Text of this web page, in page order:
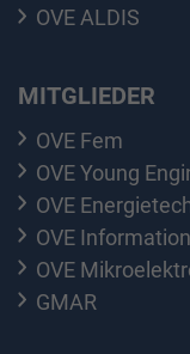
OVE ALDIS
MITGLIEDER
OVE Fem
OVE Young
OVE
OVE
OVE
GMAR